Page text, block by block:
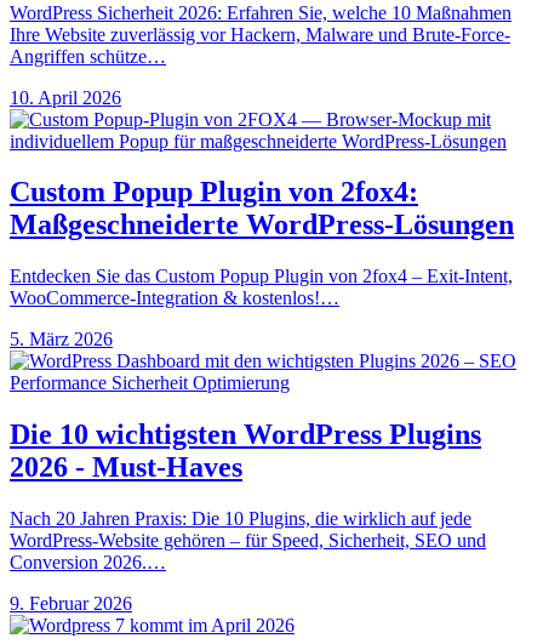
WordPress Sicherheit 2026: Erfahren Sie, welche 10 Maßnahmen
Ihre Website zuverlässig vor Hackern, Malware und Brute-Force-
Angriffen schütze…
10. April 2026
Custom Popup Plugin von 2fox4:
Maßgeschneiderte WordPress-Lösungen
Entdecken Sie das Custom Popup Plugin von 2fox4 – Exit-Intent,
WooCommerce-Integration & kostenlos!…
5. März 2026
Die 10 wichtigsten WordPress Plugins
2026 - Must-Haves
Nach 20 Jahren Praxis: Die 10 Plugins, die wirklich auf jede
WordPress-Website gehören – für Speed, Sicherheit, SEO und
Conversion 2026.…
9. Februar 2026